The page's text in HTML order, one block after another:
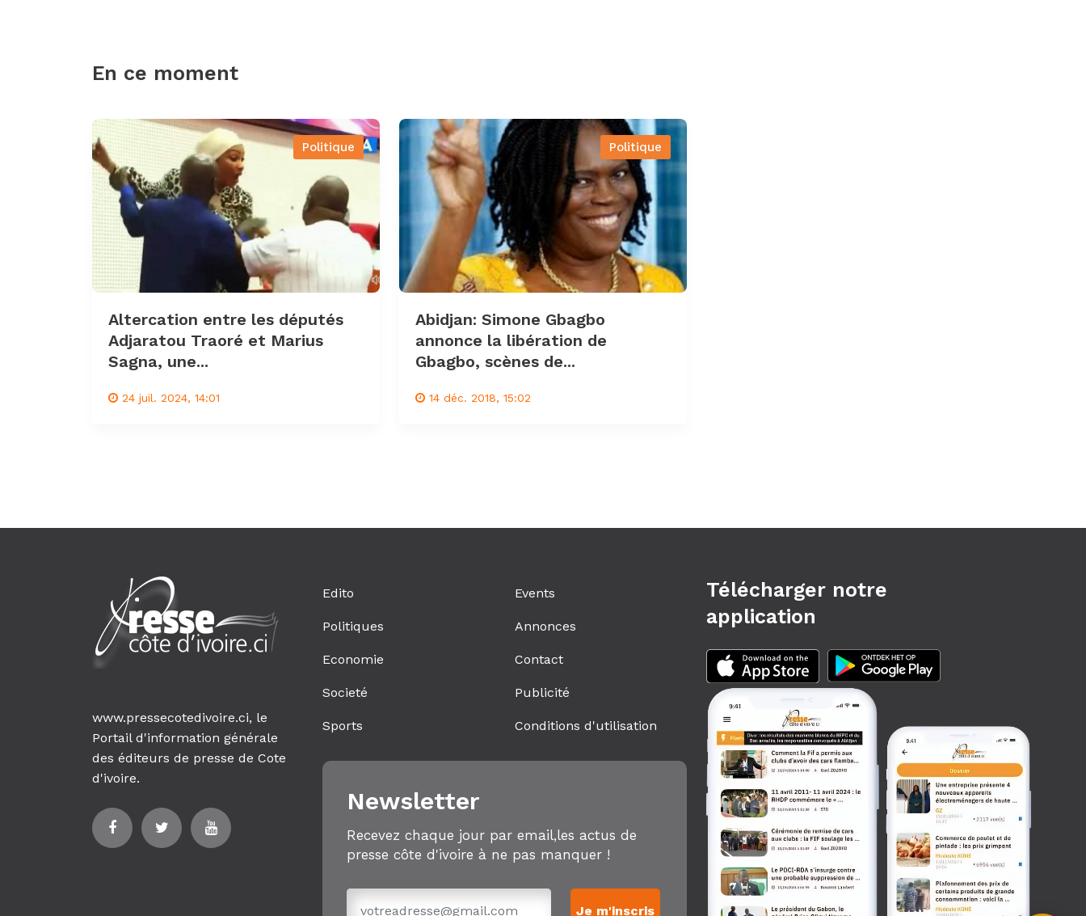
En ce moment
Politique
Altercation entre les députés
Adjaratou Traoré et Marius
Sagna, une...
24 juil. 2024, 14:01
Politique
Abidjan: Simone Gbagbo
annonce la libération de
Gbagbo, scènes de...
14 déc. 2018, 15:02
www.pressecotedivoire.ci, le
Portail d'information générale
des éditeurs de presse de Cote
d'ivoire.
Edito
Politiques
Economie
Societé
Sports
Events
Annonces
Contact
Publicité
Conditions d'utilisation
Newsletter
Recevez chaque jour par email,les actus de
presse côte d'ivoire à ne pas manquer !
Je m'inscris
Télécharger notre
application